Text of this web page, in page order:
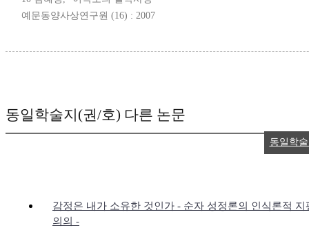
예문동양사상연구원 (16) : 2007
동일학술지(권/호) 다른 논문
감정은 내가 소유한 것인가 - 순자 성정론의 인식론적 지
의의 -
동일학